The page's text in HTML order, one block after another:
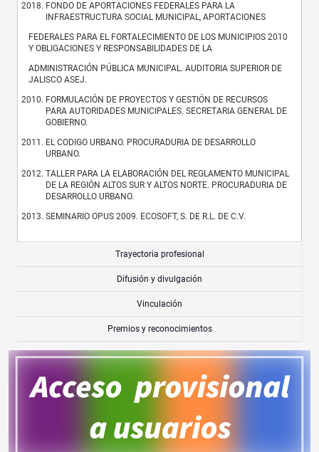
FONDO DE APORTACIONES FEDERALES PARA LA
INFRAESTRUCTURA SOCIAL MUNICIPAL, APORTACIONES
FEDERALES PARA EL FORTALECIMIENTO DE LOS MUNICIPIOS 2010
Y OBLIGACIONES Y RESPONSABILIDADES DE LA
ADMINISTRACIÓN PÚBLICA MUNICIPAL. AUDITORIA SUPERIOR DE
JALISCO ASEJ.
FORMULACIÓN DE PROYECTOS Y GESTIÓN DE RECURSOS
PARA AUTORIDADES MUNICIPALES. SECRETARIA GENERAL DE
GOBIERNO.
EL CODIGO URBANO. PROCURADURIA DE DESARROLLO
URBANO.
TALLER PARA LA ELABORACIÓN DEL REGLAMENTO MUNICIPAL
DE LA REGIÓN ALTOS SUR Y ALTOS NORTE. PROCURADURIA DE
DESARROLLO URBANO.
SEMINARIO OPUS 2009. ECOSOFT, S. DE R.L. DE C.V.
Trayectoria profesional
Difusión y divulgación
Vinculación
Premios y reconocimientos